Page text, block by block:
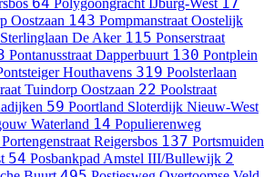
64 Polygoongracht IJburg-West 17
Oostzaan 143 Pompmanstraat Oostelijk
De Aker 115 Ponserstraat
Pontanusstraat Dapperbuurt 130 Pontplein
Houthavens 319 Poolsterlaan
Tuindorp Oostzaan 22 Poolstraat
59 Poortland Sloterdijk Nieuw-West
Waterland 14 Populierenweg
Portengenstraat Reigersbos 137 Portsmuiden
54 PosbankpadAmstel III/Bullewijk 2